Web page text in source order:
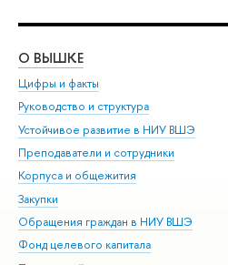
О ВЫШКЕ
Цифры и факты
Руководство и структура
Устойчивое развитие в НИУ ВШЭ
Преподаватели и сотрудники
Корпуса и общежития
Закупки
Обращения граждан в НИУ ВШЭ
Фонд целевого капитала